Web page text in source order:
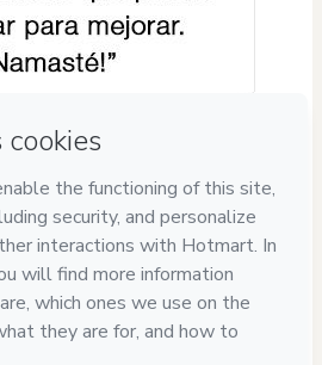
is 100% secure
authenticated environment